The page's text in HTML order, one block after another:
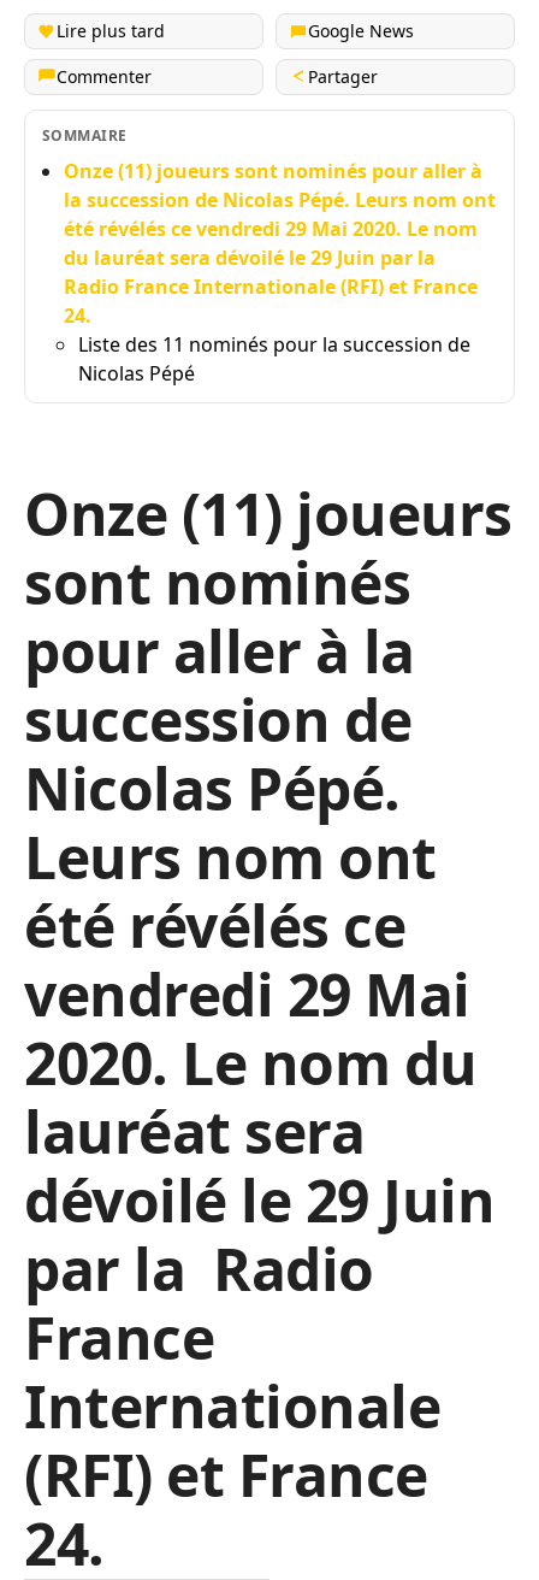
Lire plus tard
Google News
Commenter
Partager
SOMMAIRE
Onze (11) joueurs sont nominés pour aller à
la succession de Nicolas Pépé. Leurs nom ont
été révélés ce vendredi 29 Mai 2020. Le nom
du lauréat sera dévoilé le 29 Juin par la
Radio France Internationale (RFI) et France
24.
Liste des 11 nominés pour la succession de
Nicolas Pépé
Onze (11) joueurs
sont nominés
pour aller à la
succession de
Nicolas Pépé.
Leurs nom ont
été révélés ce
vendredi 29 Mai
2020. Le nom du
lauréat sera
dévoilé le 29 Juin
par la Radio
France
Internationale
(RFI) et France
24.